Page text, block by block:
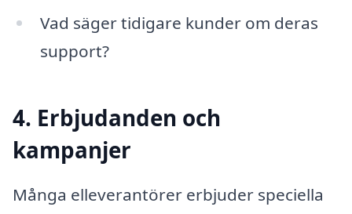
Vad säger tidigare kunder om deras
support?
4. Erbjudanden och
kampanjer
Många elleverantörer erbjuder speciella